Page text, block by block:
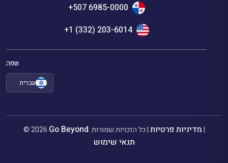
+507 6985-0000
+1 (332) 203-6014
שפה
עברית
© 2026 Go Beyond . כל הזכויות שמורות |מדיניות פרטיות|
תנאי שימוש